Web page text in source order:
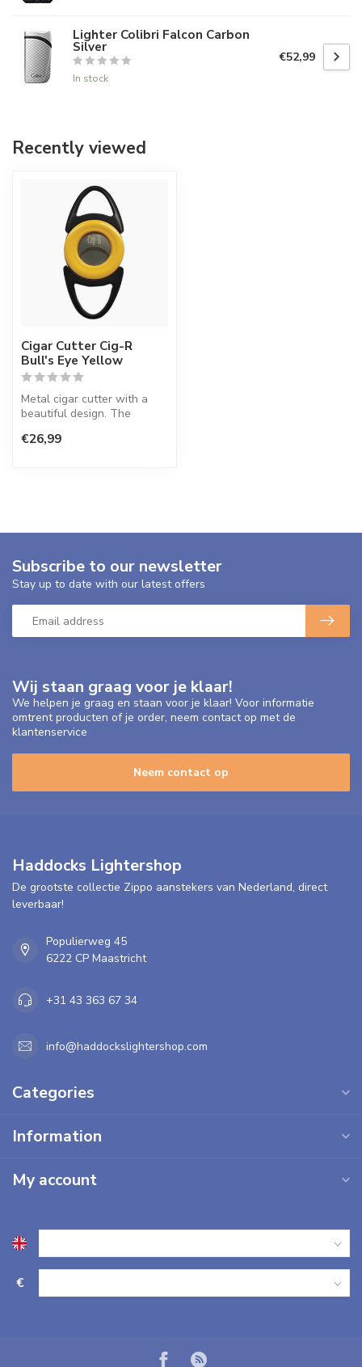
Lighter Colibri Falcon Carbon
Silver
In stock
€52,99
Recently viewed
Cigar Cutter Cig-R
Bull's Eye Yellow
Metal cigar cutter with a
beautiful design. The
sharp, p...
€26,99
Wij staan graag voor je klaar!
We helpen je graag en staan voor je klaar! Voor informatie
omtrent producten of je order, neem contact op met de
klantenservice
Neem contact op
Subscribe to our newsletter
Stay up to date with our latest offers
Haddocks Lightershop
De grootste collectie Zippo aanstekers van Nederland, direct
leverbaar!
Populierweg 45
6222 CP Maastricht
+31 43 363 67 34
info@haddockslightershop.com
Categories
Information
My account
€